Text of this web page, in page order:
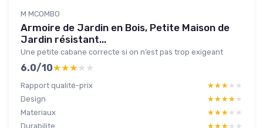
M MCOMBO
Armoire de Jardin en Bois, Petite Maison de
Jardin résistant...
Une petite cabane correcte si on n’est pas trop exigeant
6.0/10★★★★★
★★★★★
Rapport qualité-prix ★★★★★
★★★★★
Design
★★★★★
★★★★★
Materiaux
★★★★★
★★★★★
Durabilite
★★★★★
★★★★★